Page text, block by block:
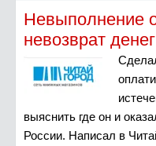
Невыполнение
невозврат
выяснить где он и
России. Написал в